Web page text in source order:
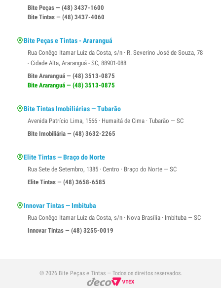
Bite Peças — (48) 3437-1600
Bite Tintas — (48) 3437-4060
Bite Peças e Tintas - Araranguá
Rua Conêgo Itamar Luiz da Costa, s/n · R. Severino José de Souza, 78
- Cidade Alta, Araranguá - SC, 88901-088
Bite Araranguá — (48) 3513-0875
Bite Araranguá — (48) 3513-0875
Bite Tintas Imobiliárias — Tubarão
Avenida Patrício Lima, 1566 · Humaitá de Cima · Tubarão — SC
Bite Imobiliária — (48) 3632-2265
Elite Tintas — Braço do Norte
Rua Sete de Setembro, 1385 · Centro · Braço do Norte — SC
Elite Tintas — (48) 3658-6585
Innovar Tintas — Imbituba
Rua Conêgo Itamar Luiz da Costa, s/n · Nova Brasília · Imbituba — SC
Innovar Tintas — (48) 3255-0019
© 2026 Bite Peças e Tintas — Todos os direitos reservados.